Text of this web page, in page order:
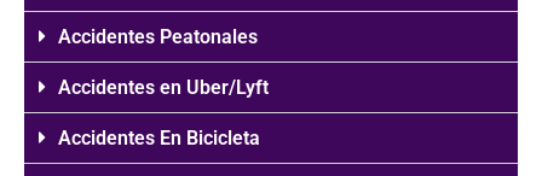
Accidentes Peatonales
Accidentes en Uber/Lyft
Accidentes En Bicicleta